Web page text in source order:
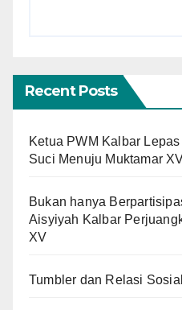
Recent Posts
Ketua PWM Kalbar
Suci Menuju Muktamar
Bukan hanya
Aisyiyah Kalbar
XV
Tumbler dan Relasi Sosial